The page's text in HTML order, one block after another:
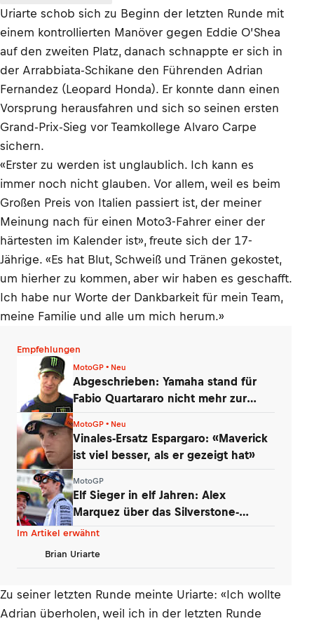
Uriarte schob sich zu Beginn der letzten Runde mit
einem kontrollierten Manöver gegen Eddie O’Shea
auf den zweiten Platz, danach schnappte er sich in
der Arrabbiata-Schikane den Führenden Adrian
Fernandez (Leopard Honda). Er konnte dann einen
Vorsprung herausfahren und sich so seinen ersten
Grand-Prix-Sieg vor Teamkollege Alvaro Carpe
sichern.
«Erster zu werden ist unglaublich. Ich kann es
immer noch nicht glauben. Vor allem, weil es beim
Großen Preis von Italien passiert ist, der meiner
Meinung nach für einen Moto3-Fahrer einer der
härtesten im Kalender ist», freute sich der 17-
Jährige. «Es hat Blut, Schweiß und Tränen gekostet,
um hierher zu kommen, aber wir haben es geschafft.
Ich habe nur Worte der Dankbarkeit für mein Team,
meine Familie und alle um mich herum.»
Empfehlungen
MotoGP • Neu
Abgeschrieben: Yamaha stand für
Fabio Quartararo nicht mehr zur
MotoGP • Neu
Vinales-Ersatz Espargaro: «Maverick
ist viel besser, als er gezeigt hat»
MotoGP
Elf Sieger in elf Jahren: Alex
Marquez über das Silverstone-
Phänomen
Im Artikel erwähnt
Brian Uriarte
Zu seiner letzten Runde meinte Uriarte: «Ich wollte
Adrian überholen, weil ich in der letzten Runde